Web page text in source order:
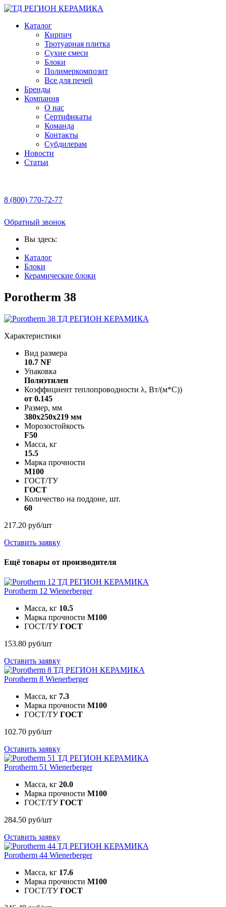
Каталог
Кирпич
Тротуарная плитка
Сухие смеси
Блоки
Полимеркомпозит
Все для печей
Бренды
Компания
О нас
Сертификаты
Команда
Контакты
Субдилерам
Новости
Статьи
8 (800) 770-72-77
Обратный звонок
Вы здесь:
Каталог
Блоки
Керамические блоки
Porotherm 38
Характеристики
Вид размера
10.7 NF
Упаковка
Полиэтилен
Коэффициент теплопроводности λ, Вт/(м*С))
от 0.145
Размер, мм
380х250х219 мм
Морозостойкость
F50
Масса, кг
15.5
Марка прочности
M100
ГОСТ/ТУ
ГОСТ
Количество на поддоне, шт.
60
217.20 руб/шт
Оставить заявку
Ещё товары от производителя
Porotherm 12 Wienerberger
Масса, кг 10.5
Марка прочности M100
ГОСТ/ТУ ГОСТ
153.80 руб/шт
Оставить заявку
Porotherm 8 Wienerberger
Масса, кг 7.3
Марка прочности M100
ГОСТ/ТУ ГОСТ
102.70 руб/шт
Оставить заявку
Porotherm 51 Wienerberger
Масса, кг 20.0
Марка прочности M100
ГОСТ/ТУ ГОСТ
284.50 руб/шт
Оставить заявку
Porotherm 44 Wienerberger
Масса, кг 17.6
Марка прочности M100
ГОСТ/ТУ ГОСТ